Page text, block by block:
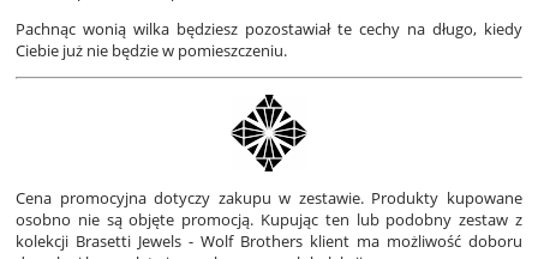
Pachnąc wonią wilka będziesz pozostawiał te cechy na długo, kiedy
Ciebie już nie będzie w pomieszczeniu.
Cena promocyjna dotyczy zakupu w zestawie. Produkty kupowane
osobno nie są objęte promocją. Kupując ten lub podobny zestaw z
kolekcji Brasetti Jewels - Wolf Brothers klient ma możliwość doboru